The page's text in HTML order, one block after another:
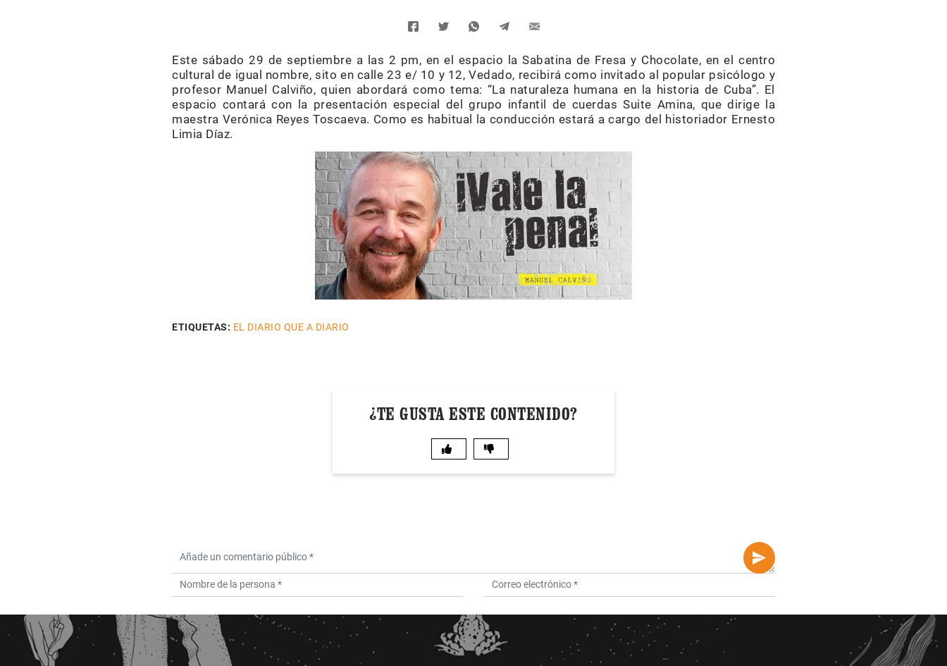
Este sábado 29 de septiembre a las 2 pm, en el espacio la Sabatina de Fresa y Chocolate, en el centro
cultural de igual nombre, sito en calle 23 e/ 10 y 12, Vedado, recibirá como invitado al popular psicólogo y
profesor Manuel Calviño, quien abordará como tema: “La naturaleza humana en la historia de Cuba”. El
espacio contará con la presentación especial del grupo infantil de cuerdas Suite Amina, que dirige la
maestra Verónica Reyes Toscaeva. Como es habitual la conducción estará a cargo del historiador Ernesto
Limia Díaz.
ETIQUETAS: EL DIARIO QUE A DIARIO
¿TE GUSTA ESTE CONTENIDO?